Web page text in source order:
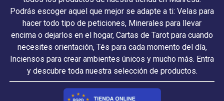
Podrás escoger aquel que mejor se adapte a ti: Velas para
hacer todo tipo de peticiones, Minerales para llevar
encima o dejarlos en el hogar, Cartas de Tarot para cuando
necesites orientación, Tés para cada momento del día,
Inciensos para crear ambientes únicos y mucho más. Entra
y descubre toda nuestra selección de productos.